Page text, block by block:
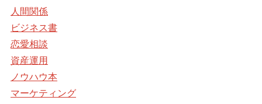
人間関係
ビジネス書
恋愛相談
資産運用
ノウハウ本
マーケティング